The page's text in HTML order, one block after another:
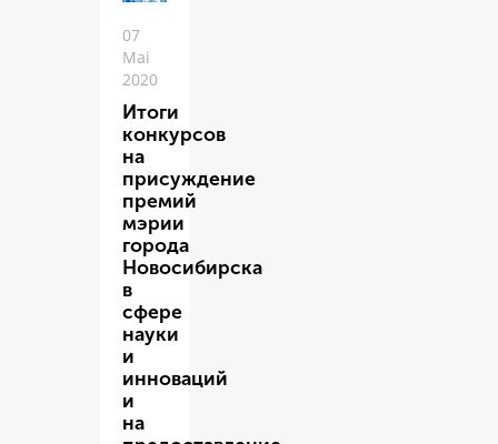
07
Mai
2020
Итоги
конкурсов
на
присуждение
премий
мэрии
города
Новосибирска
в
сфере
науки
и
инноваций
и
на